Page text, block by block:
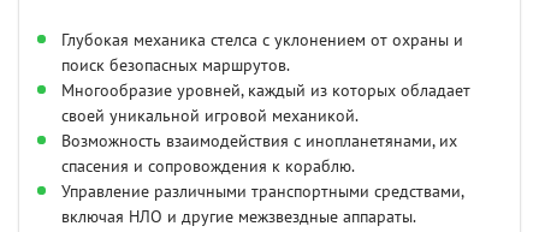
Глубокая механика стелса с уклонением от охраны и
поиск безопасных маршрутов.
Многообразие уровней, каждый из которых обладает
своей уникальной игровой механикой.
Возможность взаимодействия с инопланетянами, их
спасения и сопровождения к кораблю.
Управление различными транспортными средствами,
включая НЛО и другие межзвездные аппараты.